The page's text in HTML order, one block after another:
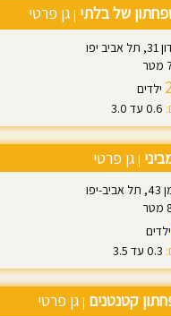
של בלתי | גן פרטי
יפו
ילדים
0.6 עד 3.0
| גן פרטי
יפו
ילדים
0.3 עד 3.5
קטנטנים | גן פרטי